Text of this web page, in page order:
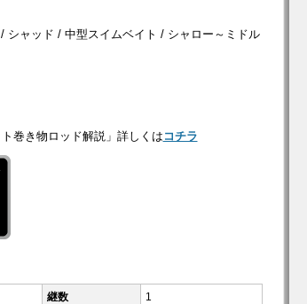
シャッド / 中型スイムベイト / シャロー～ミドル
巻き物ロッド解説」詳しくは コチラ
継数 1